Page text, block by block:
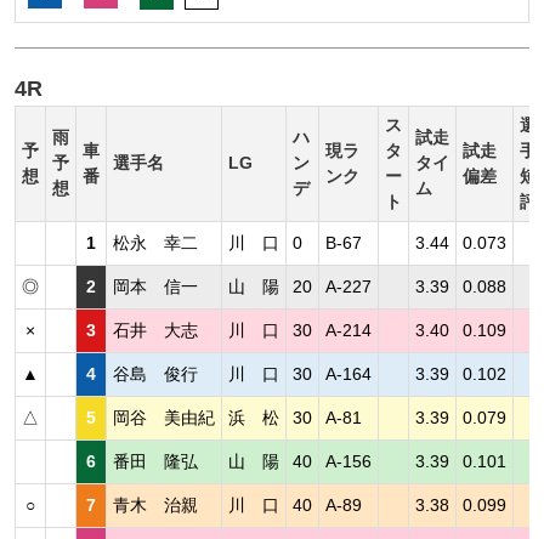
4R
予
想
雨
予
想
車
番
選手名 LG
ハ
ン
デ
現ラ
ンク
ス
タ
ー
ト
試走
タイ
ム
試走
偏差
選
手
短
評
1 松永 幸二 川 口 0 B-67 3.44 0.073
◎ 2 岡本 信一 山 陽 20 A-227 3.39 0.088
× 3 石井 大志 川 口 30 A-214 3.40 0.109
▲ 4 谷島 俊行 川 口 30 A-164 3.39 0.102
△ 5 岡谷 美由紀 浜 松 30 A-81 3.39 0.079
6 番田 隆弘 山 陽 40 A-156 3.39 0.101
○ 7 青木 治親 川 口 40 A-89 3.38 0.099